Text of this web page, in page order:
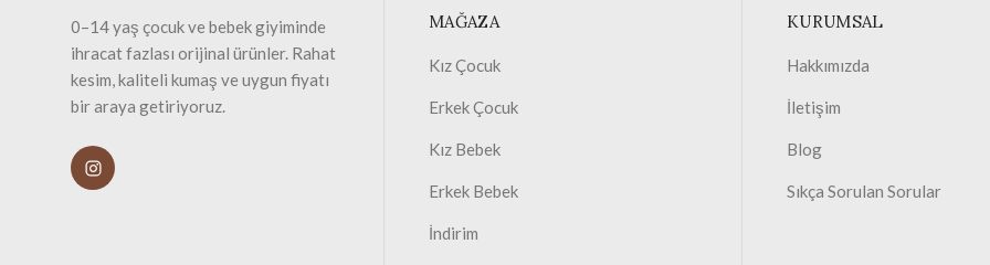
0–14 yaş çocuk ve bebek giyiminde
ihracat fazlası orijinal ürünler. Rahat
kesim, kaliteli kumaş ve uygun fiyatı
bir araya getiriyoruz.
MAĞAZA
Kız Çocuk
Erkek Çocuk
Kız Bebek
Erkek Bebek
İndirim
KURUMSAL
Hakkımızda
İletişim
Blog
Sıkça Sorulan Sorular